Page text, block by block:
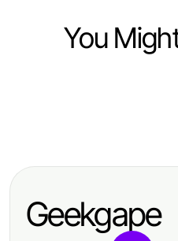
You
Macro Tracker
Nutrition Tracking
What If Hair
Geekgape